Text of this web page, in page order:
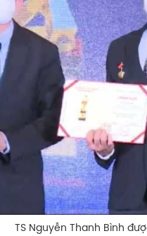
Bình được trao giải